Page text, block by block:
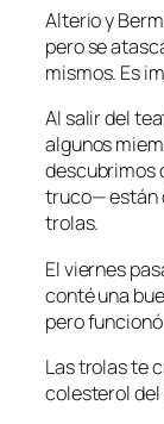
Alterio y
pero se
mismos. Es
Al salir del
algunos
descubrimos
truco— están
trolas.
El viernes
conté una
pero
Las trolas te
colesterol del